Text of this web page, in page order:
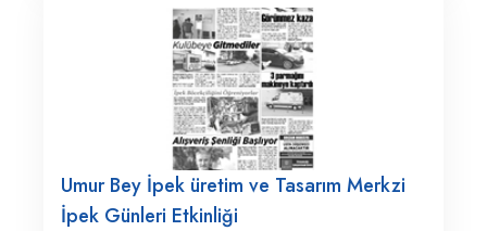
Umur Bey İpek üretim ve Tasarım Merkzi
İpek Günleri Etkinliği